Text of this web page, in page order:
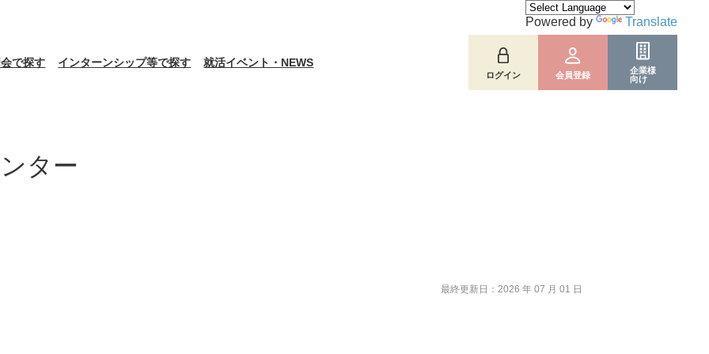
で探す インターンシップ等で探す 就活イベント・NEWS
ログイン 会員登録
企業様
向け
Powered by Translate
ター
最終更新日：2026 年 07 月 01 日